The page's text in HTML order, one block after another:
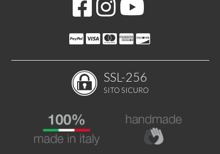
SSL-256
SITO SICURO